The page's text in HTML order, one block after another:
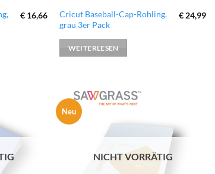
€ 16,66
Cricut Baseball-Cap-Rohling,
grau 3er Pack
€ 24,99
WEITERLESEN
hinzufügen
Neu
hinzufügen
NICHT VORRÄTIG